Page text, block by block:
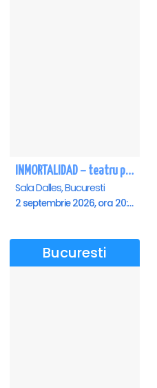
INMORTALIDAD – teatru poetic cu Magda Catone & Maxim Belciug
Sala Dalles, Bucuresti
2 septembrie 2026, ora 20:00
Bucuresti